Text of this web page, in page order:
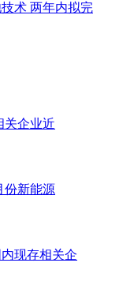
术 两年内拟完
关企业近
份新能源
现存相关企